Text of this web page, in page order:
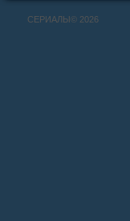
СЕРИАЛЫ© 2026